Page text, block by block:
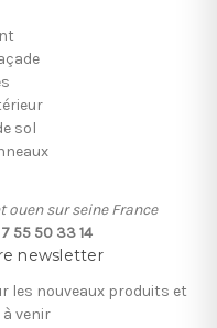
sol
ouen sur seine France
55 50 33 14
newsletter
les nouveaux produits et
venir